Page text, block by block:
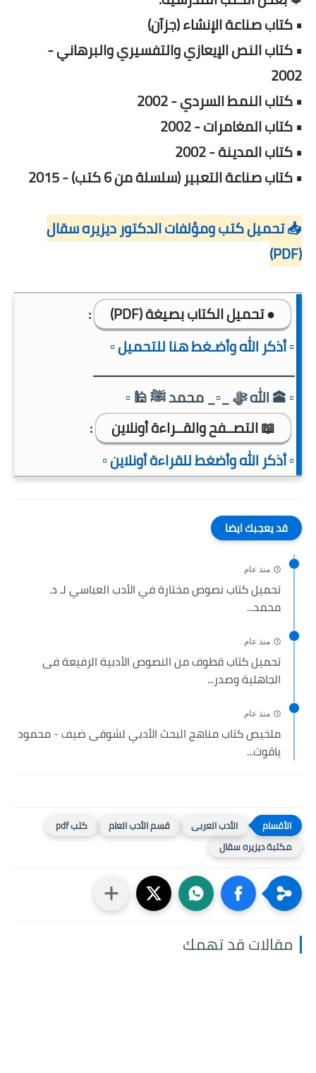
• كتاب صناعة الإنشاء (جزآن)
• كتاب النص الإيعازي والتفسيري والبرهاني -
2002
• كتاب النمط السردي - 2002
• كتاب المغامرات - 2002
• كتاب المدينة - 2002
• كتاب صناعة التعبير (سلسلة من 6 كتب) - 2015
📥 تحميل كتب ومؤلفات الدكتور ديزيره سقال
(PDF)
● تحميل الكتاب بصيغة (PDF)
:
▫️ أذكر الله وأضـغط هنا للتحميل ▫️
ـــــــــــــــــــــــــــــــــــــــــــــــــــــــــ
▫️ 🕋 الله ﷻ _▫️_ محمد ﷺ 🕌 ▫️
📖 التصــفح والقــراءة أونلاين
:
▫️ أذكر الله وأضغط للقراءة أونلاين ▫️
قد يعجبك ايضا
منذ عام
تحميل كتاب نصوص مختارة في الأدب العباسي لـ د.
محمد...
منذ عام
تحميل كتاب قطوف من النصوص الأدبية الرفيعة فى
الجاهلية وصدر...
منذ عام
ملخيص كتاب مناهج البحث الأدبي لشوقى ضيف - محمود
ياقوت...
الأدب العربى قسم الأدب العام
كتب pdf
مكتبة ديزيره سقال
مقالات قد تهمك